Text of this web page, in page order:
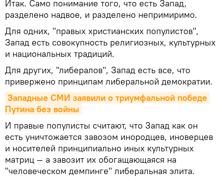
Итак. Само понимание того, что есть Запад,
разделено надвое, и разделено непримиримо.
Для одних, "правых христианских популистов",
Запад есть совокупность религиозных, культурных
и национальных традиций.
Для других, "либералов", Запад есть все, что
привержено принципам либеральной демократии.
Западные СМИ заявили о триумфальной победе
Путина без войны
И правые популисты считают, что Запад как он
есть уничтожается завозом инородцев, иноверцев
и носителей принципиально иных культурных
матриц — а завозит их обогащающаяся на
"человеческом демпинге" либеральная элита.